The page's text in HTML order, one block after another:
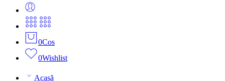
0Cos
0Wishlist
Acasă